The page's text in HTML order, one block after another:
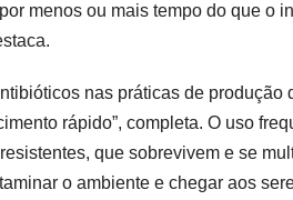
menos ou mais tempo do que o
nas práticas de produção
rápido”, completa. O uso
que sobrevivem e se
o ambiente e chegar aos